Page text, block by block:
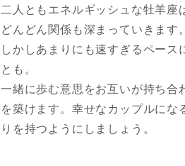
二人ともエネルギッシュな牡羊
どんどん関係も深まっていきます。
しかしあまりにも速すぎるペース
とも。
一緒に歩む意思をお互いが持ち合
を築けます。幸せなカップルに
りを持つようにしましょう。